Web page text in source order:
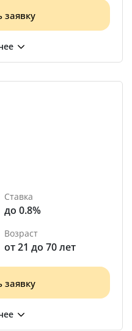
Ставка
до 0.8%
Возраст
от 21 до 70 лет